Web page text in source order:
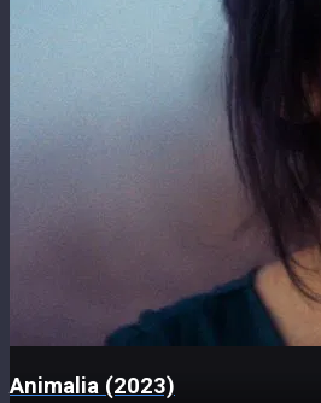
Animalia (2023)